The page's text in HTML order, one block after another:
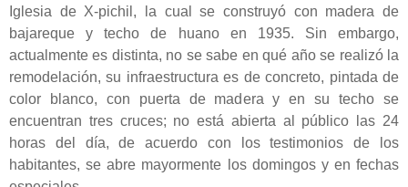
Iglesia de X-pichil, la cual se construyó con madera de
bajareque y techo de huano en 1935. Sin embargo,
actualmente es distinta, no se sabe en qué año se realizó la
remodelación, su infraestructura es de concreto, pintada de
color blanco, con puerta de madera y en su techo se
encuentran tres cruces; no está abierta al público las 24
horas del día, de acuerdo con los testimonios de los
habitantes, se abre mayormente los domingos y en fechas